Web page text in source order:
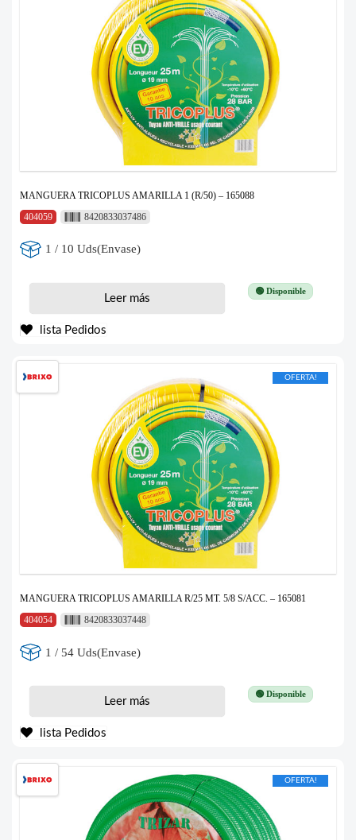
MANGUERA TRICOPLUS AMARILLA 1 (R/50) – 165088
404059
8420833037486
1 / 10 Uds(Envase)
🟢 Disponible
Leer más
lista Pedidos
OFERTA!
MANGUERA TRICOPLUS AMARILLA R/25 MT. 5/8 S/ACC. – 165081
404054
8420833037448
1 / 54 Uds(Envase)
🟢 Disponible
Leer más
lista Pedidos
OFERTA!